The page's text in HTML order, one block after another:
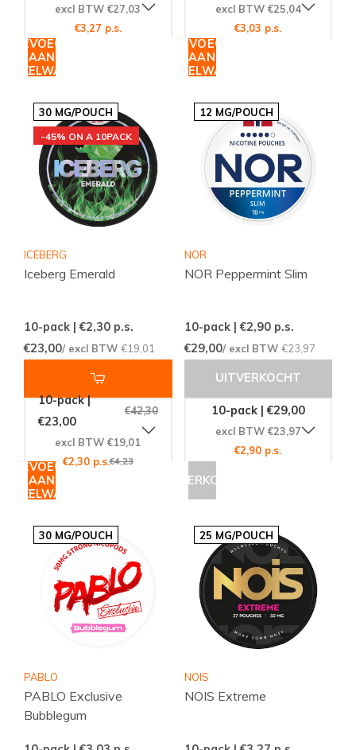
excl BTW €27,03
€3,27 p.s.
TOEVOEGEN
AAN
excl BTW €25,04
€3,03 p.s.
TOEVOEGEN
AAN
WINKELWAGEN
30 MG/POUCH
-45% ON A 10PACK
ICEBERG
Iceberg Emerald
10-pack | €2,30 p.s.
€23,00/ excl BTW €19,01
10-pack |
€23,00
€42,30
excl BTW €19,01
€2,30 p.s.€4,23
TOEVOEGEN
AAN
12 MG/POUCH
NOR
NOR Peppermint Slim
10-pack | €2,90p.s.
€29,00/ excl BTW €23,97
UITVERKOCHT
10-pack | €29,00
excl BTW €23,97
€2,90 p.s.
UITVERKOCHT
30 MG/POUCH
PABLO
PABLO Exclusive
Bubblegum
25 MG/POUCH
NOIS
NOIS Extreme